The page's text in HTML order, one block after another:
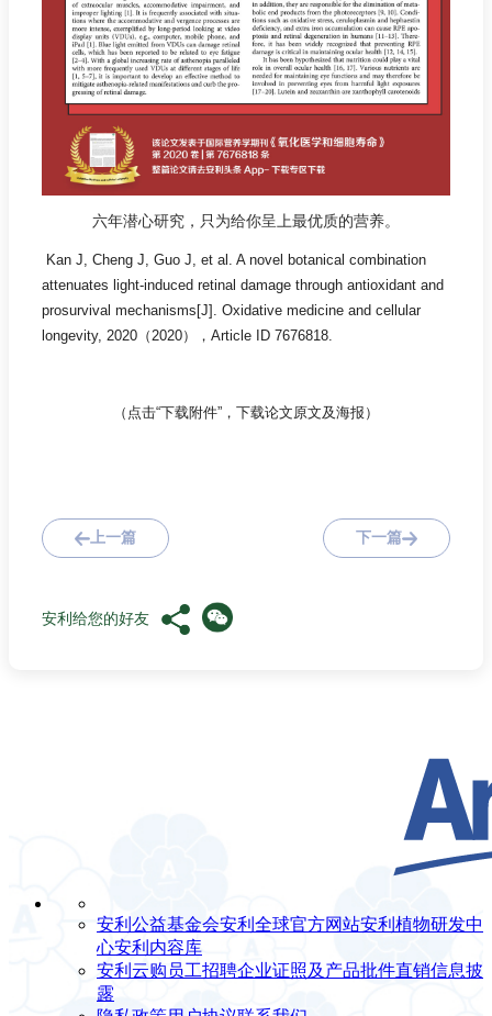
六年潜心研究，只为给你呈上最优质的营养。
Kan J, Cheng J, Guo J, et al. A novel botanical combination
attenuates light-induced retinal damage through antioxidant and
prosurvival mechanisms[J]. Oxidative medicine and cellular
longevity, 2020 （2020）， Article ID 7676818.
（点击“下载附件”，下载论文原文及海报）
上一篇 下一篇
安利给您的好友
安利公益基金会安利全球官方网站安利植物研发中
心安利内容库
安利云购 员工招聘企业证照及产品批件直销信息披
露